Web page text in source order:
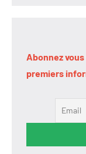
Abonnez
premiers